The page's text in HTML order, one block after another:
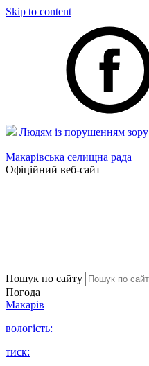
Skip to content
Людям із порушенням зору
Макарівська селищна рада
Офіційний веб-сайт
Пошук по сайту
Погода
Макарів
вологість:
тиск: